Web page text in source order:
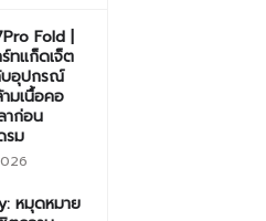
Fold |
ทแก็ดเจ็ต
บอุปกรณ์
มเนื้อคอ
าก่อน
รม
หมุดหมาย